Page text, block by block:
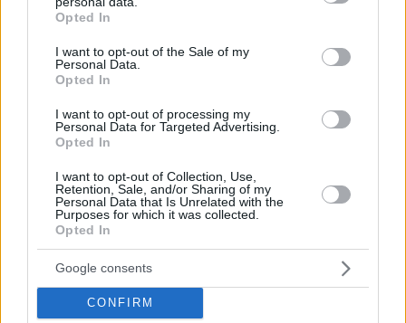
grant or deny consent to Google and its third-party tags to
use your data for below specified purposes in below Google
consent section.
Opted In
I want to opt-out of the Sale of my
Personal Data.
Opted In
I want to opt-out of processing my
Personal Data for Targeted Advertising.
Opted In
I want to opt-out of Collection, Use,
Retention, Sale, and/or Sharing of my
Personal Data that Is Unrelated with the
Purposes for which it was collected.
Opted In
Google consents
CONFIRM
είναι η νέα μας εμμονή
Άγριο διπλό έγκλημα στην Ταϊλάνδη: Σκότωσαν δύο
αδέλφια από τη Ρωσία για τη μηχανή τους και μια
οικογένεια για το φορτηγάκι της
Η απόλυτη υποκρισία του Ελληνικού κράτους
πριν 6 λεπτά
Τεράστιο πρόβλημα στη μεσαία γραμμή, αποδοκιμασίες,
πίεση και εναλλακτικές
πριν 6 λεπτά
Μετέτρεψαν χωράφι στη Χαλκηδόνα Θεσσαλονίκης σε
χωματερή με μπάζα από ανακαινίσεις, δύο συλλήψεις
πριν 7 λεπτά
πριν 7 λεπτά